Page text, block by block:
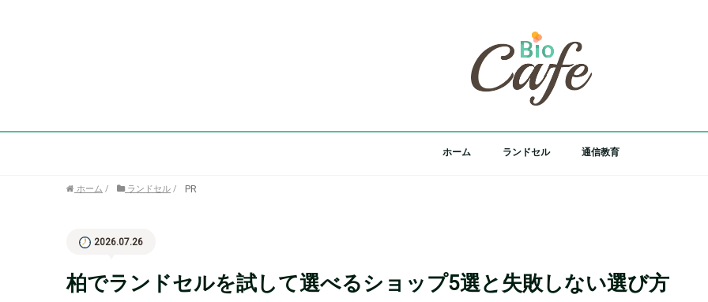
ホーム ランドセル 通信教育
ホーム / ランドセル / PR
2026.07.26
柏でランドセルを試して選べるショップ5選と失敗しない選び方